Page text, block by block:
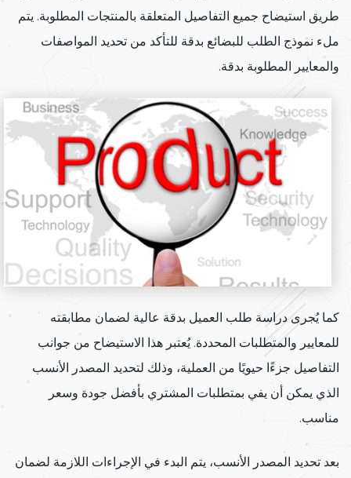
طريق استيضاح جميع التفاصيل المتعلقة بالمنتجات المطلوبة. يتم
ملء نموذج الطلب للبضائع بدقة للتأكد من تحديد المواصفات
والمعايير المطلوبة بدقة.
كما يُجرى دراسة طلب العميل بدقة عالية لضمان مطابقته
للمعايير والمتطلبات المحددة. يُعتبر هذا الاستيضاح من جوانب
التفاصيل جزءًا حيويًا من العملية، وذلك لتحديد المصدر الأنسب
الذي يمكن أن يفي بمتطلبات المشتري بأفضل جودة وسعر
مناسب.
بعد تحديد المصدر الأنسب، يتم البدء في الإجراءات اللازمة لضمان